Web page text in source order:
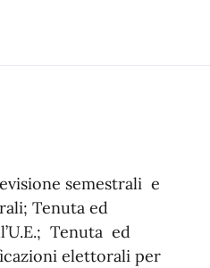
semestrali e
Tenuta ed
Tenuta ed
elettorali per